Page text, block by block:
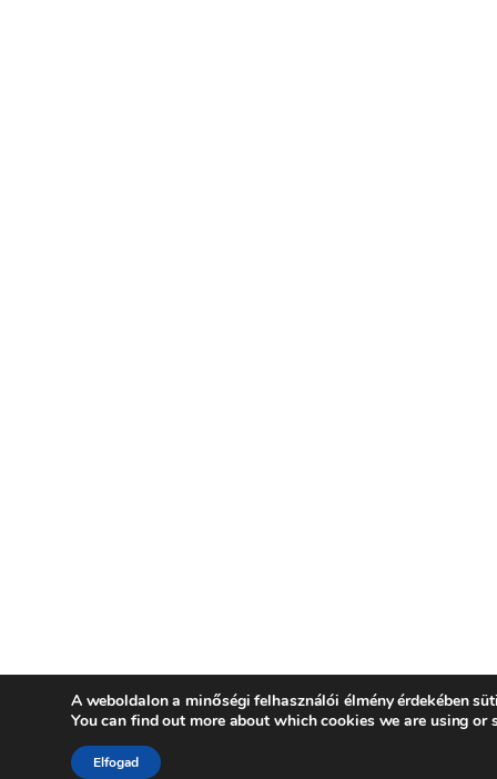
A weboldalon a minőségi felhasználói élmény érdekében
You can find out more about which cookies we are using
Elfogad